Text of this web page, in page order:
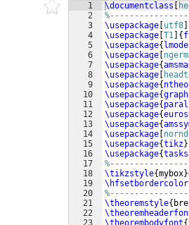
1
2
3
4
5
6
7
8
9
10
11
12
13
14
15
16
17
18
19
20
21
22
\documentclass
\usepackage utf8
\usepackage T1 {
\usepackage{
\usepackage
\usepackage{
\usepackage
\usepackage{
\usepackage{
\usepackage{
\usepackage{
\usepackage{
\usepackage
\usepackage{tikz}
\usepackage{tasks
\tikzstyle{mybox}
\hfsetbordercolor
\theoremstyle{